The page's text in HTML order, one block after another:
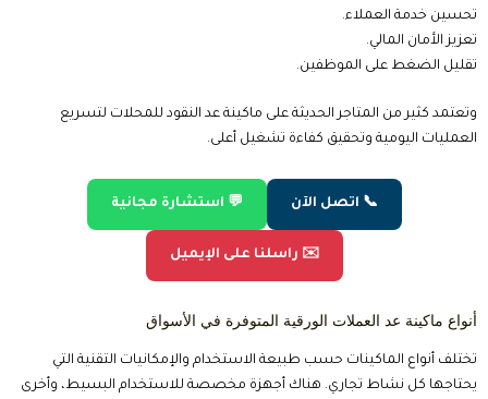
تحسين خدمة العملاء.
تعزيز الأمان المالي.
تقليل الضغط على الموظفين.
وتعتمد كثير من المتاجر الحديثة على ماكينة عد النقود للمحلات لتسريع
العمليات اليومية وتحقيق كفاءة تشغيل أعلى.
📞 اتصل الآن 💬 استشارة مجانية
✉️ راسلنا على الإيميل
أنواع ماكينة عد العملات الورقية المتوفرة في الأسواق
تختلف أنواع الماكينات حسب طبيعة الاستخدام والإمكانيات التقنية التي
يحتاجها كل نشاط تجاري. هناك أجهزة مخصصة للاستخدام البسيط، وأخرى